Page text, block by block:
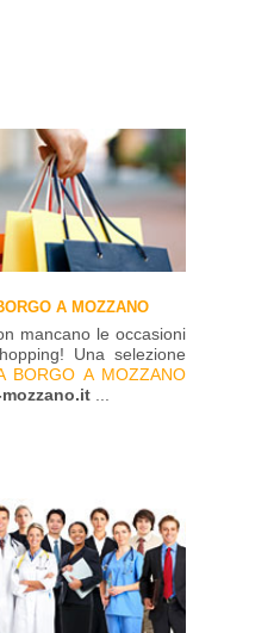
A MOZZANO
mancano le occasioni
Una selezione
BORGO A MOZZANO
...